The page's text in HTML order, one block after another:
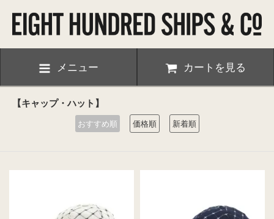
メニュー カートを見る
【キャップ・ハット】
おすすめ順 価格順 新着順